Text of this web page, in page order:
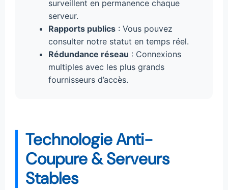
surveillent en permanence chaque
serveur.
Rapports publics : Vous pouvez
consulter notre statut en temps réel.
Rédundance réseau : Connexions
multiples avec les plus grands
fournisseurs d’accès.
Technologie Anti-
Coupure & Serveurs
Stables